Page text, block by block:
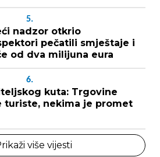
5.
nadzor otkrio
pečatili smještaje i
od dva milijuna eura
6.
kuta: Trgovine
turiste, nekima je promet
više vijesti